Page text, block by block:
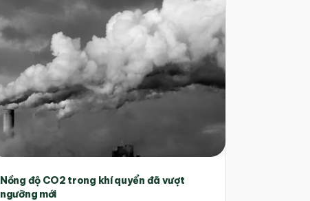
Nồng độ CO2 trong khí quyển đã vượt
ngưỡng mới